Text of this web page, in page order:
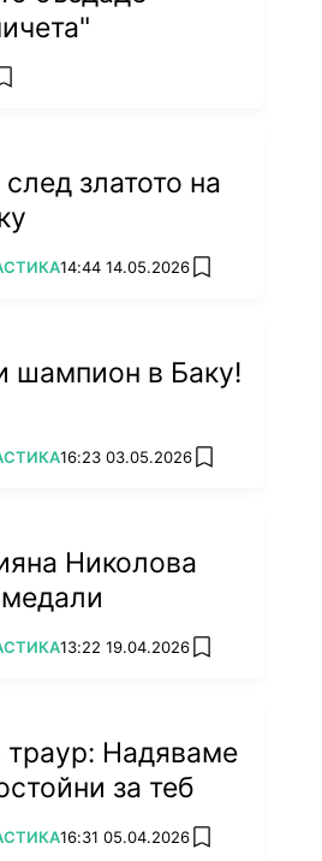
add favorites
златото на
14:44 14.05.2026 add favorites
шампион в Баку!
16:23 03.05.2026 add favorites
Николова
13:22 19.04.2026 add favorites
траур: Надяваме
за теб
16:31 05.04.2026 add favorites